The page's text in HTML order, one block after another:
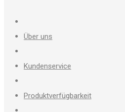
Über uns
Kundenservice
Produktverfügbarkeit